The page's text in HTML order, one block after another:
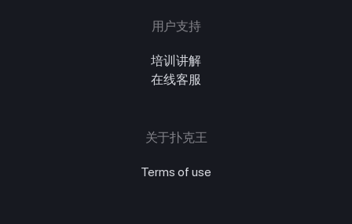
用户支持
培训讲解
在线客服
关于扑克王
Terms of use